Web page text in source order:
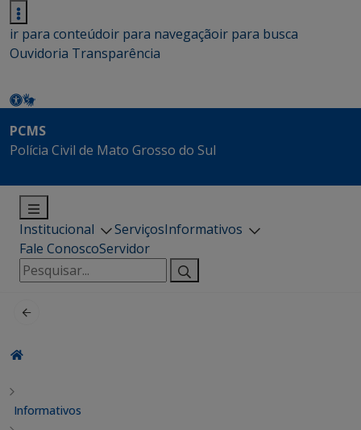
ir para conteúdoir para navegaçãoir para busca
Ouvidoria Transparência
PCMS
Polícia Civil de Mato Grosso do Sul
Institucional ServiçosInformativos
Fale ConoscoServidor
Pesquisar
por:
Informativos